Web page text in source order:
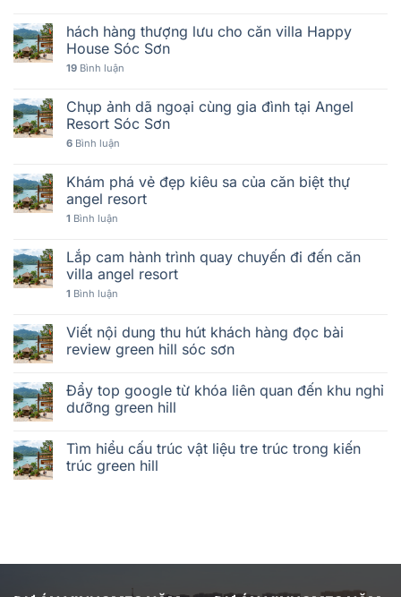
hách hàng thượng lưu cho căn villa Happy
House Sóc Sơn
19 Bình luận
Chụp ảnh dã ngoại cùng gia đình tại Angel
Resort Sóc Sơn
6 Bình luận
Khám phá vẻ đẹp kiêu sa của căn biệt thự
angel resort
1 Bình luận
Lắp cam hành trình quay chuyến đi đến căn
villa angel resort
1 Bình luận
Viết nội dung thu hút khách hàng đọc bài
review green hill sóc sơn
Đẩy top google từ khóa liên quan đến khu nghỉ
dưỡng green hill
Tìm hiểu cấu trúc vật liệu tre trúc trong kiến
trúc green hill